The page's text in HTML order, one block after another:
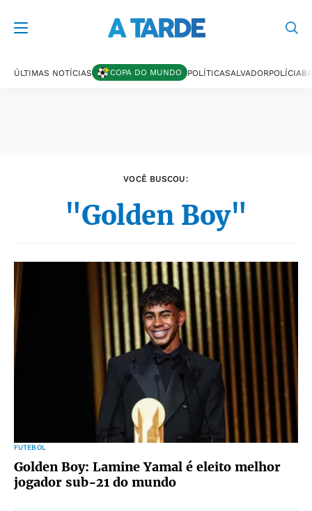
ÚLTIMAS NOTÍCIAS COPA DO MUNDO POLÍTICASALVADORPOLÍCIA
VOCÊ BUSCOU:
"Golden Boy"
FUTEBOL
Golden Boy: Lamine Yamal é eleito melhor
jogador sub-21 do mundo